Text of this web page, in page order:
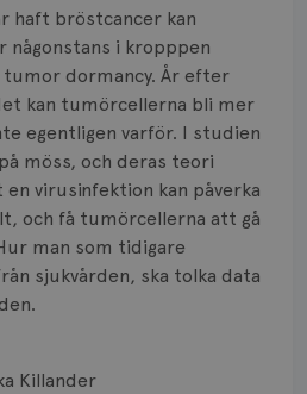
haft bröstcancer kan
någonstans i kropppen
tumor dormancy. År efter
kan tumörcellerna bli mer
egentligen varför. I studien
möss, och deras teori
virusinfektion kan påverka
och få tumörcellerna att gå
man som tidigare
sjukvården, ska tolka data
Killander